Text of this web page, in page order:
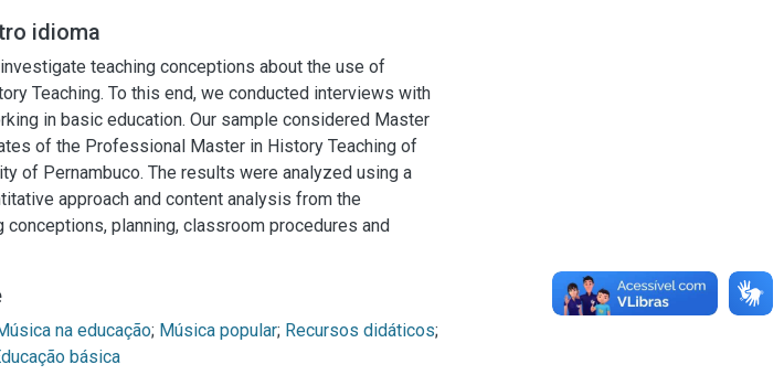
idioma
teaching conceptions about the use of
Teaching. To this end, we conducted interviews with
in basic education. Our sample considered Master
of the Professional Master in History Teaching of
of Pernambuco. The results were analyzed using a
approach and content analysis from the
conceptions, planning, classroom procedures and
na educação; Música popular; Recursos didáticos;
básica